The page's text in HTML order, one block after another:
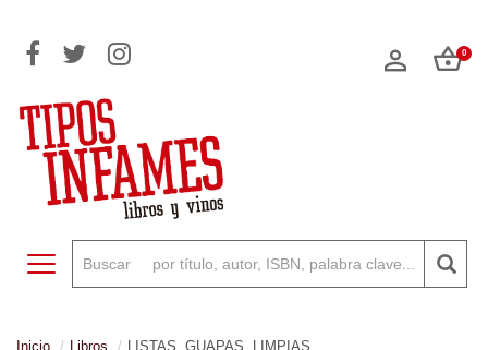
0
Toggle navigation
Inicio Libros LISTAS, GUAPAS, LIMPIAS